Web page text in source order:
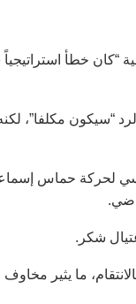
خطأ استراتيجياً
“سيكون مكلفا”،
لحركة حماس
شكر.
ما يثير